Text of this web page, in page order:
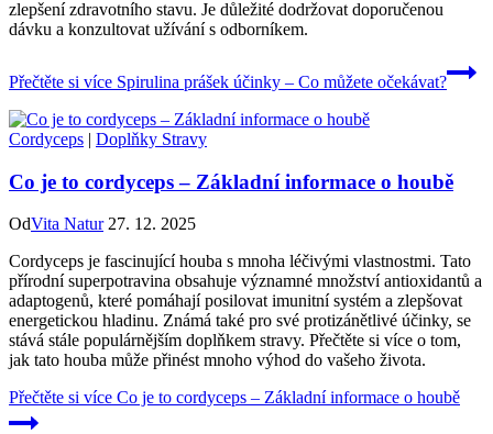
zlepšení zdravotního stavu. Je důležité dodržovat doporučenou
dávku a konzultovat užívání s odborníkem.
Přečtěte si více Spirulina prášek účinky – Co můžete očekávat?
Cordyceps | Doplňky Stravy
Co je to cordyceps – Základní informace o houbě
OdVita Natur 27. 12. 2025
Cordyceps je fascinující houba s mnoha léčivými vlastnostmi. Tato
přírodní superpotravina obsahuje významné množství antioxidantů a
adaptogenů, které pomáhají posilovat imunitní systém a zlepšovat
energetickou hladinu. Známá také pro své protizánětlivé účinky, se
stává stále populárnějším doplňkem stravy. Přečtěte si více o tom,
jak tato houba může přinést mnoho výhod do vašeho života.
Přečtěte si více Co je to cordyceps – Základní informace o houbě